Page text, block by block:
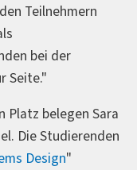
Teilnehmern
bei der
Seite."
Platz belegen Sara
Die Studierenden
Design"